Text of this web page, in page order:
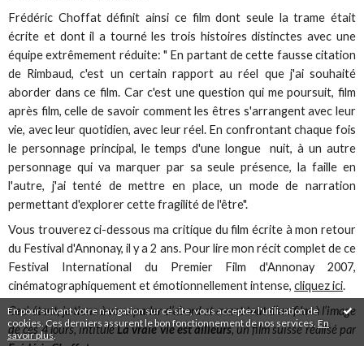
En poursuivant votre navigation sur ce site, vous acceptez l'utilisation de
cookies. Ces derniers assurent le bon fonctionnement de nos services. En
savoir plus.
Frédéric Choffat définit ainsi ce film dont seule la trame était
écrite et dont il a tourné les trois histoires distinctes avec une
équipe extrêmement réduite: " En partant de cette fausse citation
de Rimbaud, c'est un certain rapport au réel que j'ai souhaité
aborder dans ce film. Car c'est une question qui me poursuit, film
après film, celle de savoir comment les êtres s'arrangent avec leur
vie, avec leur quotidien, avec leur réel. En confrontant chaque fois
le personnage principal, le temps d'une longue nuit, à un autre
personnage qui va marquer par sa seule présence, la faille en
l'autre, j'ai tenté de mettre en place, un mode de narration
permettant d'explorer cette fragilité de l'être".
Vous trouverez ci-dessous ma critique du film écrite à mon retour
du Festival d'Annonay, il y a 2 ans. Pour lire mon récit complet de ce
Festival International du Premier Film d'Annonay 2007,
cinématographiquement et émotionnellement intense,cliquez ici.
Ceci étant, je tiens à vous parler d’abord et avant tout d’un film à l’image
de ces 4 jours, intituléLa vraie vie est ailleurs, un film suisse réalisé par